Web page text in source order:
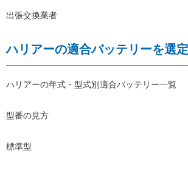
出張交換業者
ハリアーの適合バッテリーを選
ハリアーの年式・型式別適合バッテリー一覧
型番の見方
標準型